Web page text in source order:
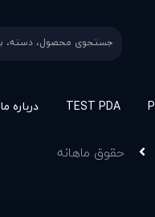
TEST PDA درباره ما
حقوق ماهانه